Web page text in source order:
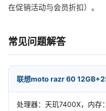
在促销活动与会员折扣）。
常见问题解答
联想moto razr 60
处理器：天玑7400X，内存